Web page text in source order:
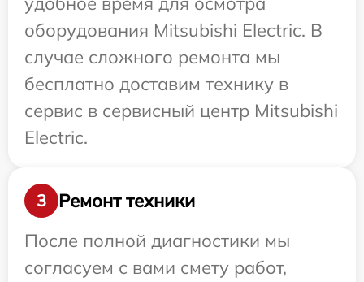
оборудования Mitsubishi Electric. В
случае сложного ремонта мы
бесплатно доставим технику в
сервис в сервисный центр Mitsubishi
Electric.
3
Ремонт техники
После полной диагностики мы
согласуем с вами смету работ,